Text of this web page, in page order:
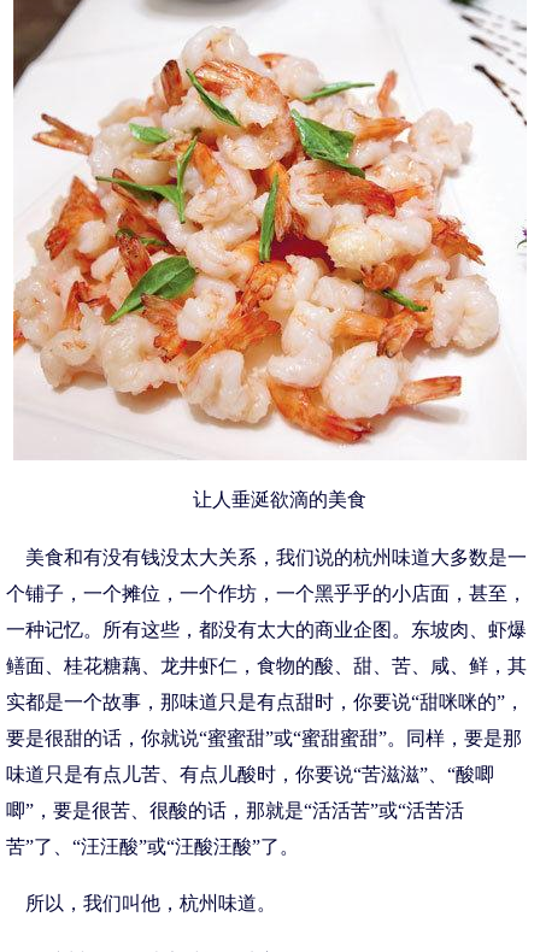
让人垂涎欲滴的美食
美食和有没有钱没太大关系，我们说的杭州味道大多数是一
个铺子，一个摊位，一个作坊，一个黑乎乎的小店面，甚至，
一种记忆。所有这些，都没有太大的商业企图。东坡肉、虾爆
鳝面、桂花糖藕、龙井虾仁，食物的酸、甜、苦、咸、鲜，其
实都是一个故事，那味道只是有点甜时，你要说“甜咪咪的”，
要是很甜的话，你就说“蜜蜜甜”或“蜜甜蜜甜”。同样，要是那
味道只是有点儿苦、有点儿酸时，你要说“苦滋滋”、“酸唧
唧”，要是很苦、很酸的话，那就是“活活苦”或“活苦活
苦”了、“汪汪酸”或“汪酸汪酸”了。
所以，我们叫他，杭州味道。